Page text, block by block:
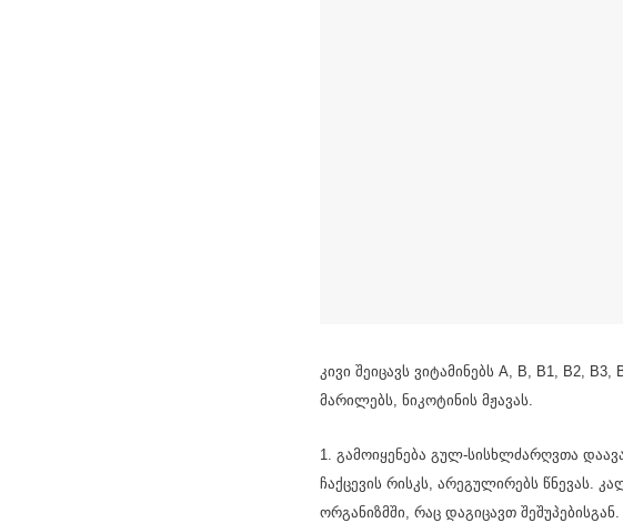
კივი შეიცავს ვიტამინებს A, B, B1, B2,
მარილებს, ნიკოტინის მჟავას.
1. გამოიყენება გულ-სისხლძარღვთა
ჩაქცევის რისკს, არეგულირებს წნევას.
ორგანიზმში, რაც დაგიცავთ შეშუპებისგან.